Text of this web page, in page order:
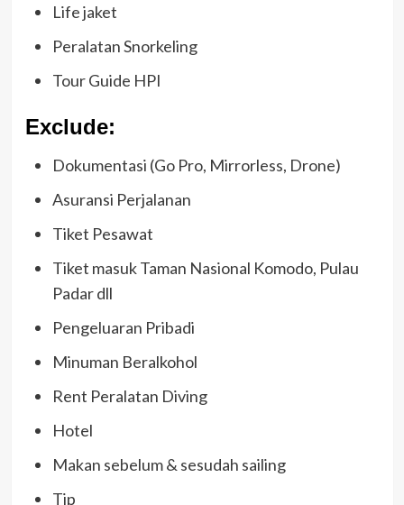
Life jaket
Peralatan Snorkeling
Tour Guide HPI
Exclude:
Dokumentasi (Go Pro, Mirrorless, Drone)
Asuransi Perjalanan
Tiket Pesawat
Tiket masuk Taman Nasional Komodo, Pulau
Padar dll
Pengeluaran Pribadi
Minuman Beralkohol
Rent Peralatan Diving
Hotel
Makan sebelum & sesudah sailing
Tip